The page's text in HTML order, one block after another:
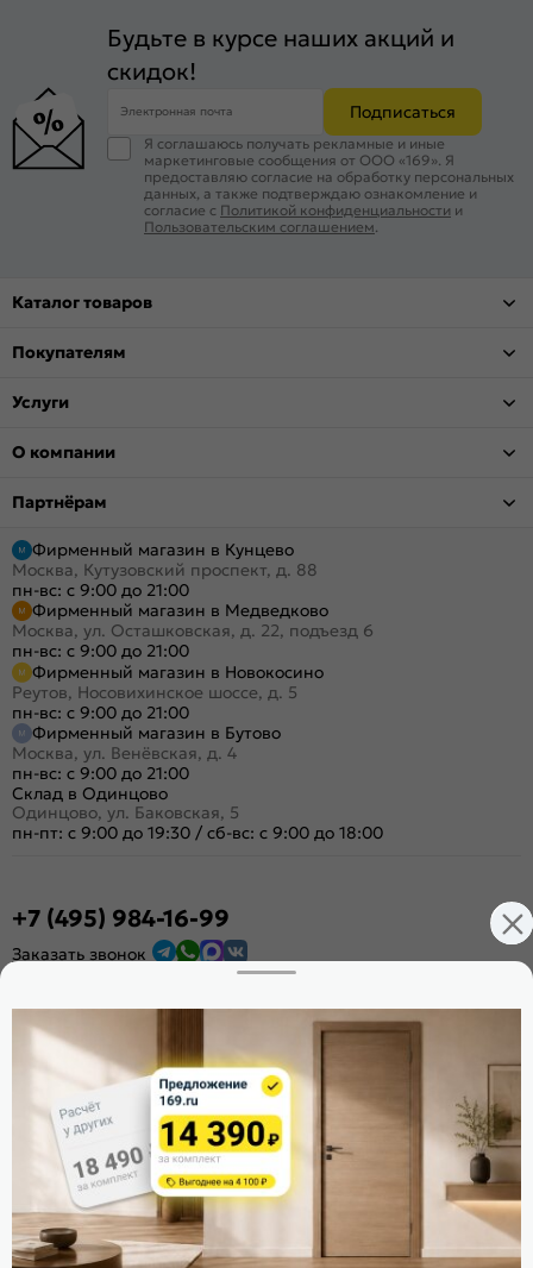
Будьте в курсе наших акций и
скидок!
Электронная почта Подписаться
Я соглашаюсь получать рекламные и иные
маркетинговые сообщения от ООО «169». Я
предоставляю согласие на обработку персональных
данных, а также подтверждаю ознакомление и
согласие с Политикой конфиденциальности и
Пользовательским соглашением
Каталог товаров
Покупателям
Услуги
О компании
Партнёрам
Фирменный магазин в Кунцево
Москва, Кутузовский проспект, д. 88
пн-вс: с 9:00 до 21:00
Фирменный магазин в Медведково
Москва, ул. Осташковская, д. 22, подъезд 6
пн-вс: с 9:00 до 21:00
Фирменный магазин в Новокосино
Реутов, Носовихинское шоссе, д. 5
пн-вс: с 9:00 до 21:00
Фирменный магазин в Бутово
Москва, ул. Венёвская, д. 4
пн-вс: с 9:00 до 21:00
Склад в Одинцово
Одинцово, ул. Баковская, 5
пн-пт: с 9:00 до 19:30 / сб-вс: с 9:00 до 18:00
+7 (495) 984-16-99
Заказать звонок
Расскажите о нас
Поделиться
Оцените магазин
ИКС 1340
© 2010—2026 Склад Дверей 169.RU